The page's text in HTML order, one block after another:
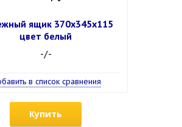
ящик 370х345х115
цвет белый
-/-
в список сравнения
Купить